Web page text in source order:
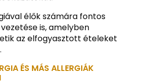
élők számára fontos
is, amelyben
az elfogyasztott ételeket
ÉS MÁS ALLERGIÁK